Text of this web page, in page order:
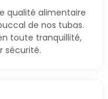
qualité alimentaire
de nos tubas.
toute tranquillité,
sécurité.